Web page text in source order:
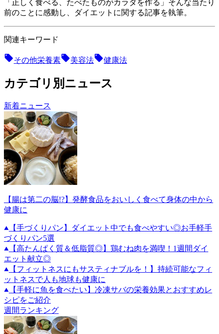
「正しく食べる、たべたものがカラダを作る」そんな当たり
前のことに感動し、ダイエットに関する記事を執筆。
関連キーワード
その他栄養素 美容法 健康法
カテゴリ別ニュース
新着ニュース
【腸は第二の脳!?】発酵食品をおいしく食べて身体の中から
健康に
【手づくりパン】ダイエット中でも食べやすい◎お手軽手
づくりパン5選
【高たんぱく質＆低脂質◎】鶏むね肉を満喫！1週間ダイ
エット献立◎
【フィットネスにもサスティナブルを！】持続可能なフィ
ットネスで人も地球も健康に
【手軽に魚を食べたい】冷凍サバの栄養効果とおすすめレ
シピをご紹介
週間ランキング